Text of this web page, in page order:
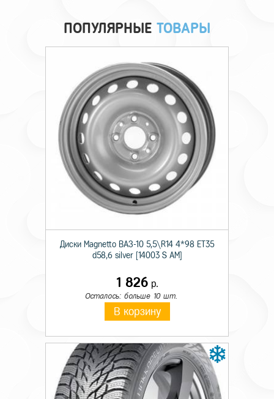
Технические характеристики
Происхождение
Диаметр 15
Индекс нагрузки 104/102
Тип авто C
ПОПУЛЯРНЫЕ ТОВАРЫ
Диски Magnetto ВАЗ-10 5,5\R14 4*98 ET35
d58,6 silver [14003 S AM]
1 826р.
Осталось: больше 10 шт.
В корзину